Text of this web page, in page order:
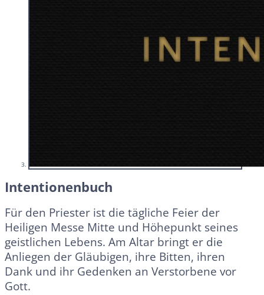
Intentionenbuch
Für den Priester ist die tägliche Feier der
Heiligen Messe Mitte und Höhepunkt seines
geistlichen Lebens. Am Altar bringt er die
Anliegen der Gläubigen, ihre Bitten, ihren
Dank und ihr Gedenken an Verstorbene vor
Gott.